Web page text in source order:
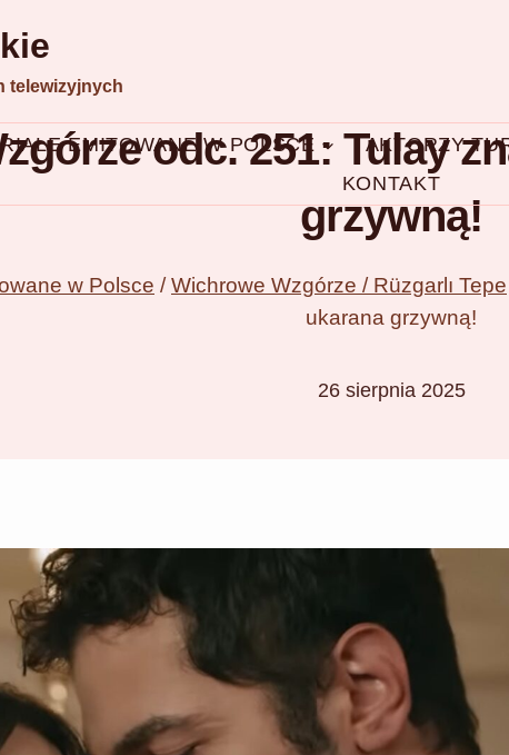
telewizyjnych
EMITOWANE W POLSCE AKTORZY
KONTAKT
odc. 251: Tulay
grzywną!
w Polsce / Wichrowe Wzgórze / Rüzgarlı Tepe
ukarana grzywną!
26 sierpnia 2025